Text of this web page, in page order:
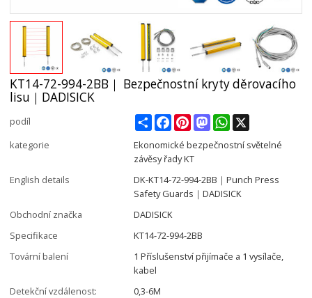
KT14-72-994-2BB｜ Bezpečnostní kryty děrovacího
lisu｜DADISICK
podíl ShareFacebookPinterestMastodonWhatsApp
kategorie
Ekonomické bezpečnostní světelné
závěsy řady KT
English details
DK-KT14-72-994-2BB｜Punch Press
Safety Guards｜DADISICK
Obchodní značka
DADISICK
Specifikace
KT14-72-994-2BB
Tovární balení
1 Příslušenství přijímače a 1 vysílače,
kabel
Detekční vzdálenost:
0,3-6M